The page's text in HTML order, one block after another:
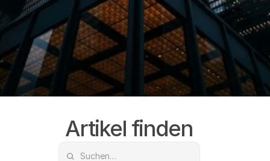
Artikel finden